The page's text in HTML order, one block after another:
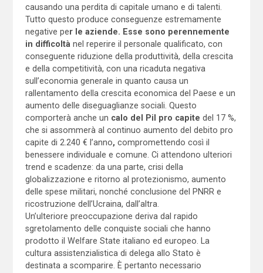
causando una perdita di capitale umano e di talenti.
Tutto questo produce conseguenze estremamente
negative per le aziende. Esse sono perennemente
in difficoltà nel reperire il personale qualificato, con
conseguente riduzione della produttività, della crescita
e della competitività, con una ricaduta negativa
sull’economia generale in quanto causa un
rallentamento della crescita economica del Paese e un
aumento delle diseguaglianze sociali. Questo
comporterà anche un calo del Pil pro capite del 17 %,
che si assommerà al continuo aumento del debito pro
capite di 2.240 € l’anno, compromettendo così il
benessere individuale e comune. Ci attendono ulteriori
trend e scadenze: da una parte, crisi della
globalizzazione e ritorno al protezionismo, aumento
delle spese militari, nonché conclusione del PNRR e
ricostruzione dell’Ucraina, dall’altra.
Un’ulteriore preoccupazione deriva dal rapido
sgretolamento delle conquiste sociali che hanno
prodotto il Welfare State italiano ed europeo. La
cultura assistenzialistica di delega allo Stato è
destinata a scomparire. È pertanto necessario